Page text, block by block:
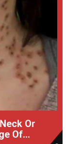
Or
Of...